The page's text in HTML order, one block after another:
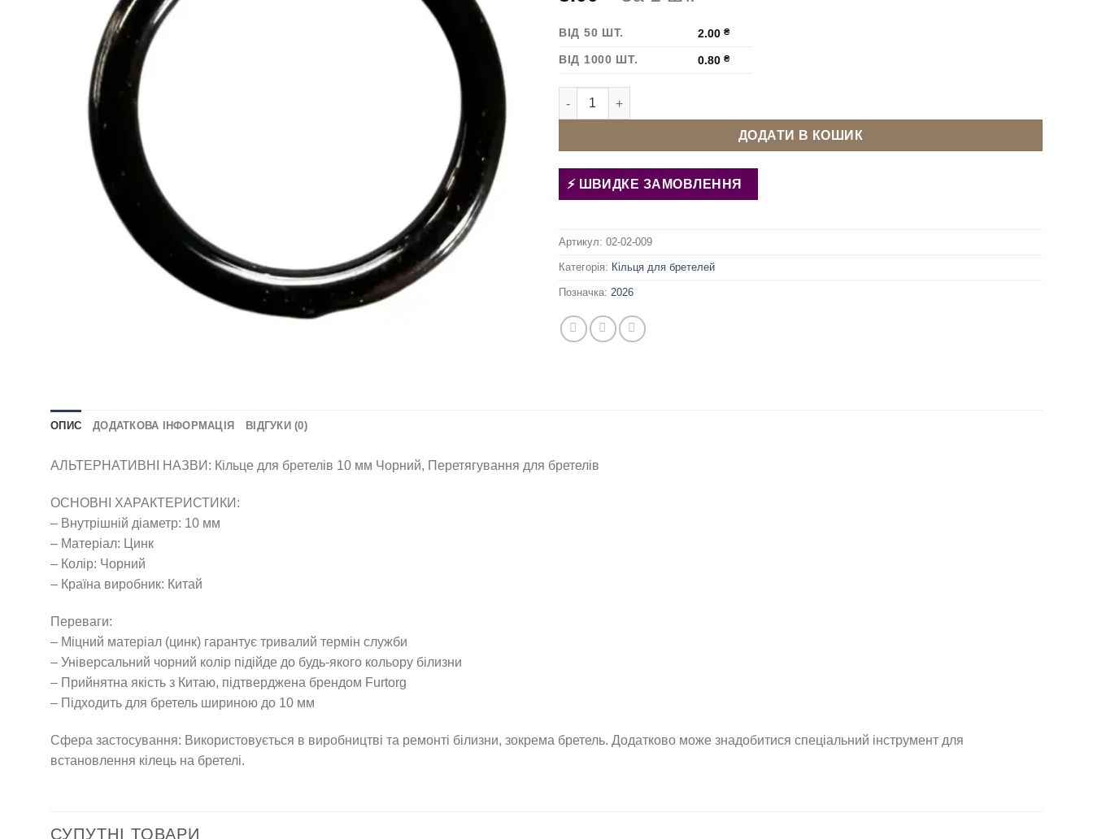
ВІД 50 ШТ. 2.00₴
ВІД 1000 ШТ. 0.80₴
Кільце для бретелей 10 мм Чорний кількість
ДОДАТИ В КОШИК
ШВИДКЕ ЗАМОВЛЕННЯ
Артикул: 02-02-009
Категорія: Кільця для бретелей
Позначка: 2026
ОПИС ДОДАТКОВА ІНФОРМАЦІЯ ВІДГУКИ (0)
АЛЬТЕРНАТИВНІ НАЗВИ: Кільце для бретелів 10 мм Чорний, Перетягування для бретелів
ОСНОВНІ ХАРАКТЕРИСТИКИ:
– Внутрішній діаметр: 10 мм
– Матеріал: Цинк
– Колір: Чорний
– Країна виробник: Китай
Переваги:
– Міцний матеріал (цинк) гарантує тривалий термін служби
– Універсальний чорний колір підійде до будь-якого кольору білизни
– Прийнятна якість з Китаю, підтверджена брендом Furtorg
– Підходить для бретель шириною до 10 мм
Сфера застосування: Використовується в виробництві та ремонті білизни, зокрема бретель. Додатково може знадобитися спеціальний інструмент для
встановлення кілець на бретелі.
СУПУТНІ ТОВАРИ